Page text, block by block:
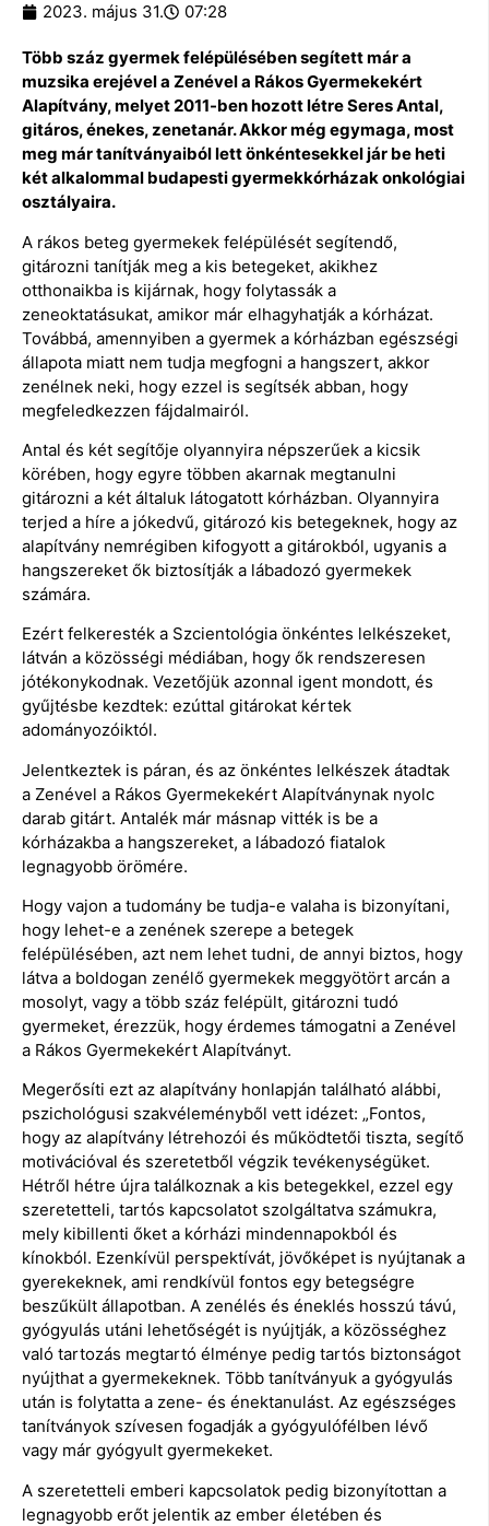
2023. május 31. 07:28
Több száz gyermek felépülésében segített már a
muzsika erejével a Zenével a Rákos Gyermekekért
Alapítvány, melyet 2011-ben hozott létre Seres Antal,
gitáros, énekes, zenetanár. Akkor még egymaga, most
meg már tanítványaiból lett önkéntesekkel jár be heti
két alkalommal budapesti gyermekkórházak onkológiai
osztályaira.
A rákos beteg gyermekek felépülését segítendő,
gitározni tanítják meg a kis betegeket, akikhez
otthonaikba is kijárnak, hogy folytassák a
zeneoktatásukat, amikor már elhagyhatják a kórházat.
Továbbá, amennyiben a gyermek a kórházban egészségi
állapota miatt nem tudja megfogni a hangszert, akkor
zenélnek neki, hogy ezzel is segítsék abban, hogy
megfeledkezzen fájdalmairól.
Antal és két segítője olyannyira népszerűek a kicsik
körében, hogy egyre többen akarnak megtanulni
gitározni a két általuk látogatott kórházban. Olyannyira
terjed a híre a jókedvű, gitározó kis betegeknek, hogy az
alapítvány nemrégiben kifogyott a gitárokból, ugyanis a
hangszereket ők biztosítják a lábadozó gyermekek
számára.
Ezért felkeresték a Szcientológia önkéntes lelkészeket,
látván a közösségi médiában, hogy ők rendszeresen
jótékonykodnak. Vezetőjük azonnal igent mondott, és
gyűjtésbe kezdtek: ezúttal gitárokat kértek
adományozóiktól.
Jelentkeztek is páran, és az önkéntes lelkészek átadtak
a Zenével a Rákos Gyermekekért Alapítványnak nyolc
darab gitárt. Antalék már másnap vitték is be a
kórházakba a hangszereket, a lábadozó fiatalok
legnagyobb örömére.
Hogy vajon a tudomány be tudja-e valaha is bizonyítani,
hogy lehet-e a zenének szerepe a betegek
felépülésében, azt nem lehet tudni, de annyi biztos, hogy
látva a boldogan zenélő gyermekek meggyötört arcán a
mosolyt, vagy a több száz felépült, gitározni tudó
gyermeket, érezzük, hogy érdemes támogatni a Zenével
a Rákos Gyermekekért Alapítványt.
Megerősíti ezt az alapítvány honlapján található alábbi,
pszichológusi szakvéleményből vett idézet: „Fontos,
hogy az alapítvány létrehozói és működtetői tiszta, segítő
motivációval és szeretetből végzik tevékenységüket.
Hétről hétre újra találkoznak a kis betegekkel, ezzel egy
szeretetteli, tartós kapcsolatot szolgáltatva számukra,
mely kibillenti őket a kórházi mindennapokból és
kínokból. Ezenkívül perspektívát, jövőképet is nyújtanak a
gyerekeknek, ami rendkívül fontos egy betegségre
beszűkült állapotban. A zenélés és éneklés hosszú távú,
gyógyulás utáni lehetőségét is nyújtják, a közösséghez
való tartozás megtartó élménye pedig tartós biztonságot
nyújthat a gyermekeknek. Több tanítványuk a gyógyulás
után is folytatta a zene- és énektanulást. Az egészséges
tanítványok szívesen fogadják a gyógyulófélben lévő
vagy már gyógyult gyermekeket.
A szeretetteli emberi kapcsolatok pedig bizonyítottan a
legnagyobb erőt jelentik az ember életében és